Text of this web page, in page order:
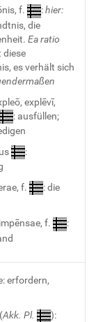
f. :hier:
die
Ea ratio
diese
es verhält sich
explēvī,
: ausfüllen;
:
f.
: die
f.
:
erfordern,
Akk. Pl.
):